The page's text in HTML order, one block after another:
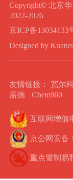
Copyright© 北京
2022-2026
京ICP备13034133
Designed by
友情链接： 宽尔
盖德
Chem960
互联网增值
京公网安备
重点管制易